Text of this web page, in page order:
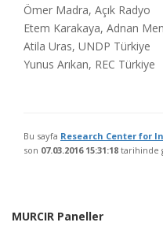
Ömer Madra, Açık Radyo
Etem Karakaya, Adnan
Atila Uras, UNDP Türkiye
Yunus Arıkan, REC Türkiye
Bu sayfa Research Center for
son 07.03.2016 15:31:18 tarihinde
MURCIR Paneller